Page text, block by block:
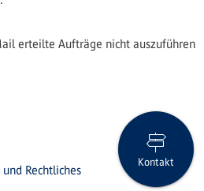
erteilte Aufträge nicht auszuführen
Rechtliches
Kontakt